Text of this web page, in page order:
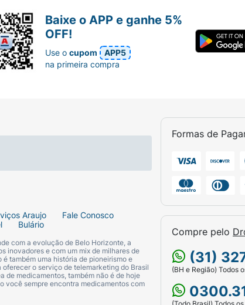
Araujo
Fale Conosco
Bulário
com a evolução de Belo Horizonte, a
inovadores e com um mix de milhares de
também uma história de pioneirismo e
o serviço de telemarketing do Brasil
de medicamentos, também não é de hoje
você sempre encontra medicamentos com
Formas de
Compre pelo
(31)
(BH e Região) Todos
Baixe o APP e ganhe 5%
OFF!
Use ocupom
APP5
na primeira compra